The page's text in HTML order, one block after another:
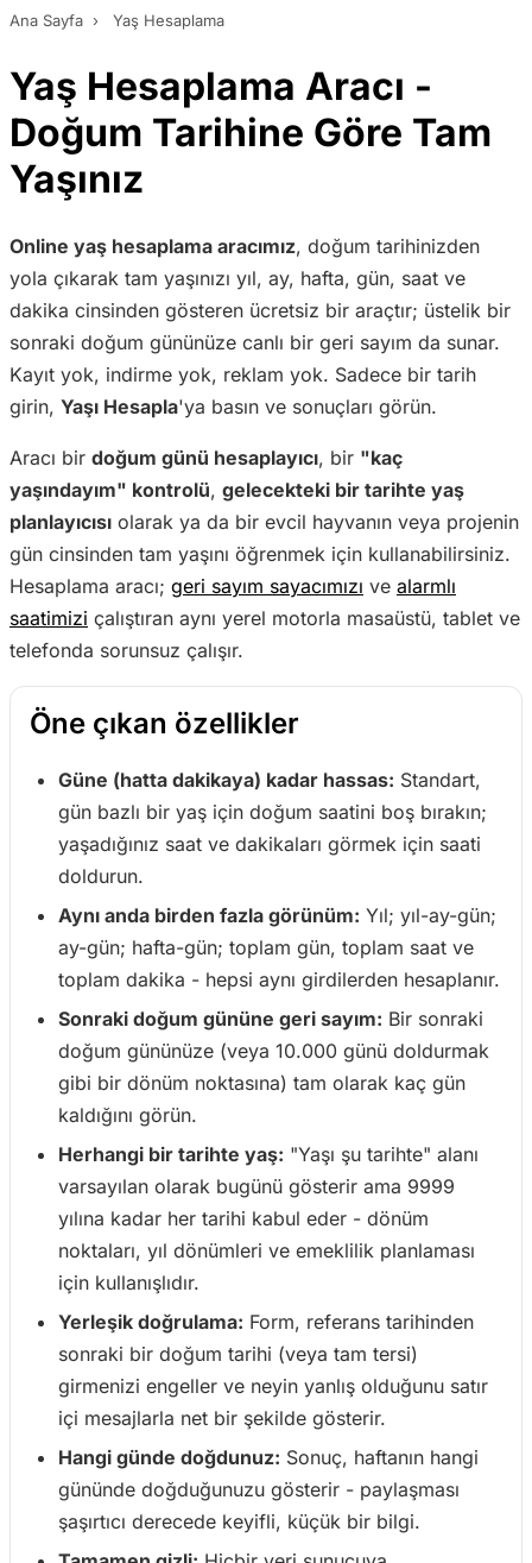
Ana Sayfa › Yaş Hesaplama
Yaş Hesaplama Aracı -
Doğum Tarihine Göre Tam
Yaşınız
Online yaş hesaplama aracımız, doğum tarihinizden
yola çıkarak tam yaşınızı yıl, ay, hafta, gün, saat ve
dakika cinsinden gösteren ücretsiz bir araçtır; üstelik bir
sonraki doğum gününüze canlı bir geri sayım da sunar.
Kayıt yok, indirme yok, reklam yok. Sadece bir tarih
girin, Yaşı Hesapla'ya basın ve sonuçları görün.
Aracı bir doğum günü hesaplayıcı, bir "kaç
yaşındayım" kontrolü, gelecekteki bir tarihte yaş
planlayıcısı olarak ya da bir evcil hayvanın veya projenin
gün cinsinden tam yaşını öğrenmek için kullanabilirsiniz.
Hesaplama aracı; geri sayım sayacımızı ve alarmlı
saatimizi çalıştıran aynı yerel motorla masaüstü, tablet ve
telefonda sorunsuz çalışır.
Öne çıkan özellikler
Güne (hatta dakikaya) kadar hassas: Standart,
gün bazlı bir yaş için doğum saatini boş bırakın;
yaşadığınız saat ve dakikaları görmek için saati
doldurun.
Aynı anda birden fazla görünüm: Yıl; yıl-ay-gün;
ay-gün; hafta-gün; toplam gün, toplam saat ve
toplam dakika - hepsi aynı girdilerden hesaplanır.
Sonraki doğum gününe geri sayım: Bir sonraki
doğum gününüze (veya 10.000 günü doldurmak
gibi bir dönüm noktasına) tam olarak kaç gün
kaldığını görün.
Herhangi bir tarihte yaş: "Yaşı şu tarihte" alanı
varsayılan olarak bugünü gösterir ama 9999
yılına kadar her tarihi kabul eder - dönüm
noktaları, yıl dönümleri ve emeklilik planlaması
için kullanışlıdır.
Yerleşik doğrulama: Form, referans tarihinden
sonraki bir doğum tarihi (veya tam tersi)
girmenizi engeller ve neyin yanlış olduğunu satır
içi mesajlarla net bir şekilde gösterir.
Hangi günde doğdunuz: Sonuç, haftanın hangi
gününde doğduğunuzu gösterir - paylaşması
şaşırtıcı derecede keyifli, küçük bir bilgi.